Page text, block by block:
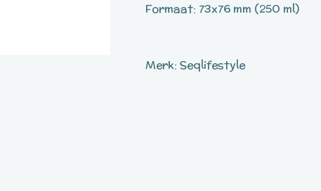
Formaat: 73x76 mm (250 ml)
Merk: Seqlifestyle